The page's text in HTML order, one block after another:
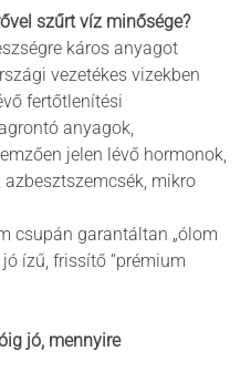
szűrt víz minősége?
káros anyagot
vezetékes vizekben
fertőtlenítési
anyagok,
jelen lévő hormonok,
mikro
csupán garantáltan „ólom
jó ízű, frissítő “prémium
jó, mennyire